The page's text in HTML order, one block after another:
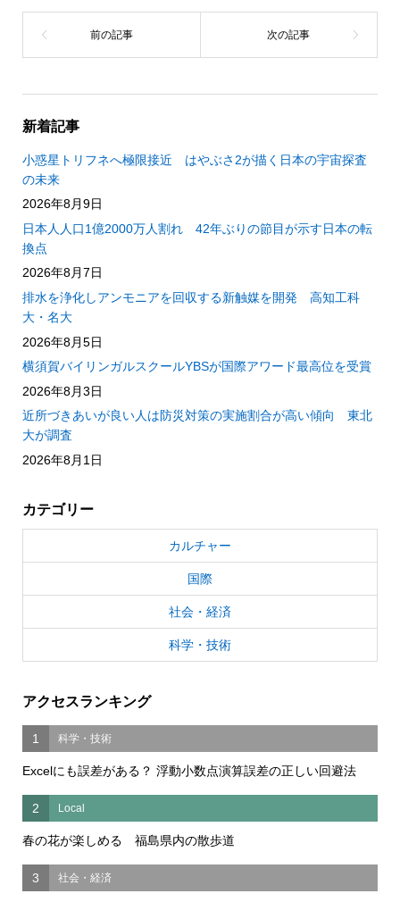
新着記事
小惑星トリフネへ極限接近 はやぶさ2が描く日本の宇宙探査
の未来
2026年8月9日
日本人人口1億2000万人割れ 42年ぶりの節目が示す日本の転
換点
2026年8月7日
排水を浄化しアンモニアを回収する新触媒を開発 高知工科
大・名大
2026年8月5日
横須賀バイリンガルスクールYBSが国際アワード最高位を受賞
2026年8月3日
近所づきあいが良い人は防災対策の実施割合が高い傾向 東北
大が調査
2026年8月1日
カテゴリー
カルチャー
国際
社会・経済
科学・技術
アクセスランキング
1 科学・技術
Excelにも誤差がある？ 浮動小数点演算誤差の正しい回避法
2 Local
春の花が楽しめる 福島県内の散歩道
3 社会・経済